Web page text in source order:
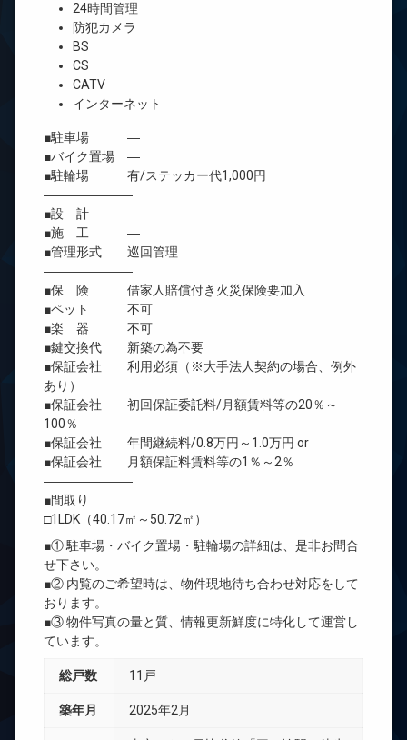
24時間管理
防犯カメラ
BS
CS
CATV
インターネット
■駐車場 ―
■バイク置場 ―
■駐輪場 有/ステッカー代1,000円
―――――――
■設 計 ―
■施 工 ―
■管理形式 巡回管理
―――――――
■保 険 借家人賠償付き火災保険要加入
■ペット 不可
■楽 器 不可
■鍵交換代 新築の為不要
■保証会社 利用必須（※大手法人契約の場合、例外
あり）
■保証会社 初回保証委託料/月額賃料等の20％～
100％
■保証会社 年間継続料/0.8万円～1.0万円 or
■保証会社 月額保証料賃料等の1％～2％
―――――――
■間取り
□1LDK（40.17㎡～50.72㎡）
■① 駐車場・バイク置場・駐輪場の詳細は、是非お問合
せ下さい。
■② 内覧のご希望時は、物件現地待ち合わせ対応をして
おります。
■③ 物件写真の量と質、情報更新鮮度に特化して運営し
ています。
総戸数 11戸
築年月 2025年2月